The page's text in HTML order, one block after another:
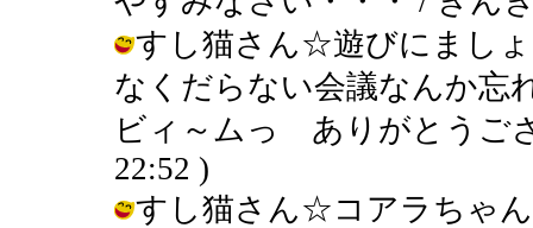
すし猫さん☆遊びにまし
なくだらない会議なんか忘
ビィ～ムっ ありがとうご
22:52 )
すし猫さん☆コアラちゃ